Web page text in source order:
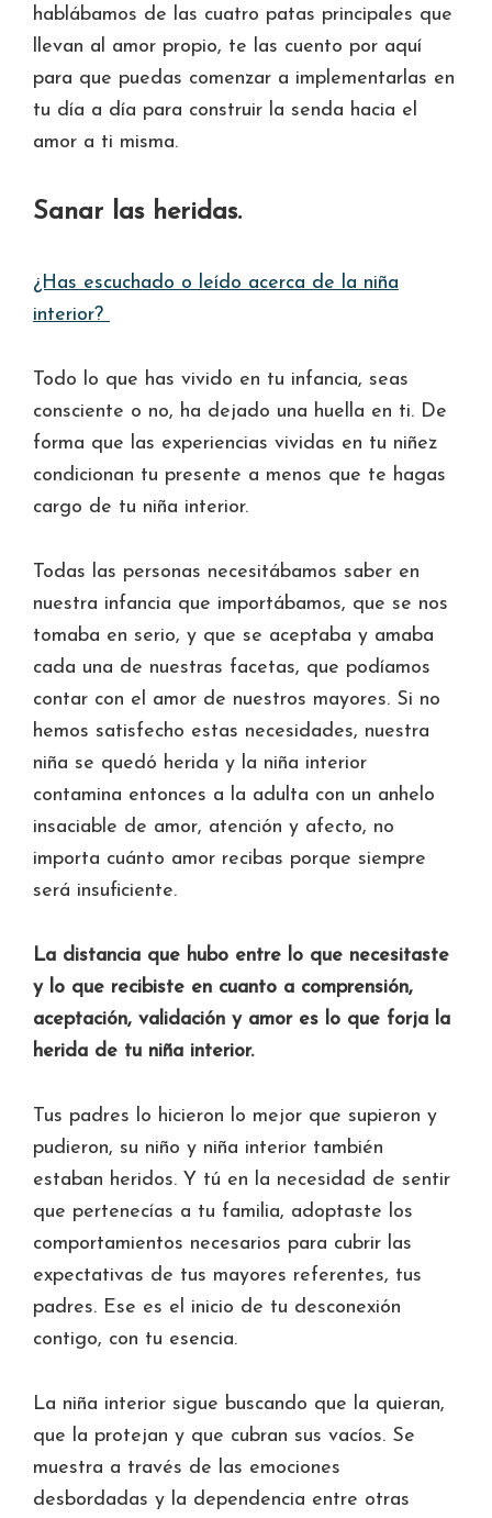
hablábamos de las cuatro patas principales que
llevan al amor propio, te las cuento por aquí
para que puedas comenzar a implementarlas en
tu día a día para construir la senda hacia el
amor a ti misma.
Sanar las heridas.
¿Has escuchado o leído acerca de la niña
interior?
Todo lo que has vivido en tu infancia, seas
consciente o no, ha dejado una huella en ti. De
forma que las experiencias vividas en tu niñez
condicionan tu presente a menos que te hagas
cargo de tu niña interior.
Todas las personas necesitábamos saber en
nuestra infancia que importábamos, que se nos
tomaba en serio, y que se aceptaba y amaba
cada una de nuestras facetas, que podíamos
contar con el amor de nuestros mayores. Si no
hemos satisfecho estas necesidades, nuestra
niña se quedó herida y la niña interior
contamina entonces a la adulta con un anhelo
insaciable de amor, atención y afecto, no
importa cuánto amor recibas porque siempre
será insuficiente.
La distancia que hubo entre lo que necesitaste
y lo que recibiste en cuanto a comprensión,
aceptación, validación y amor es lo que forja la
herida de tu niña interior.
Tus padres lo hicieron lo mejor que supieron y
pudieron, su niño y niña interior también
estaban heridos. Y tú en la necesidad de sentir
que pertenecías a tu familia, adoptaste los
comportamientos necesarios para cubrir las
expectativas de tus mayores referentes, tus
padres. Ese es el inicio de tu desconexión
contigo, con tu esencia.
La niña interior sigue buscando que la quieran,
que la protejan y que cubran sus vacíos. Se
muestra a través de las emociones
desbordadas y la dependencia entre otras